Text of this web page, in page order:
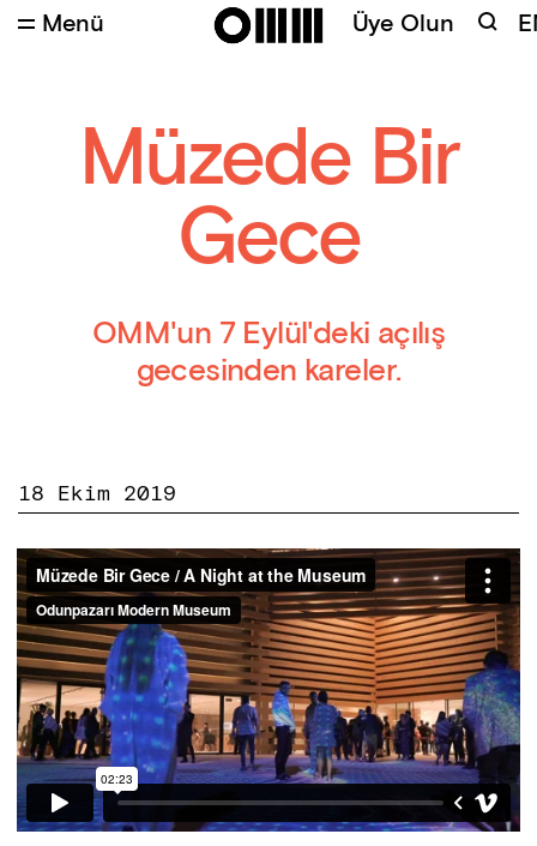
Menü Üye Olun
Müzede Bir
Gece
OMM'un 7 Eylül'deki açılış
gecesinden kareler.
18 Ekim 2019
Kredi Burçin Ergunt